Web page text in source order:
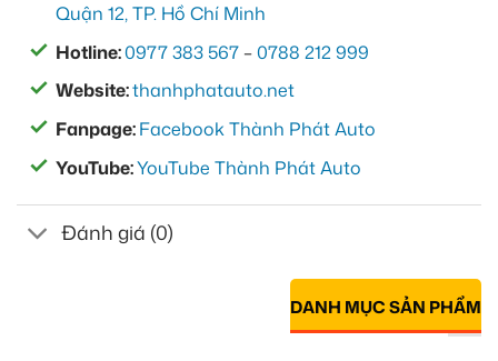
Quận 12, TP. Hồ Chí Minh
Hotline:0977 383 567 –0788 212 999
Website:thanhphatauto.net
Fanpage:Facebook Thành Phát Auto
YouTube:YouTube Thành Phát Auto
Đánh giá (0)
DANH MỤC SẢN PHẨM